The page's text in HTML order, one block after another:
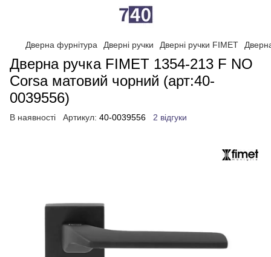
Дверна фурнітура Дверні ручки Дверні ручки FIMET
Дверна ручка FIMET 1354-213 F NO
Corsa матовий чорний (арт:40-
0039556)
В наявності Артикул: 40-0039556 2 відгуки